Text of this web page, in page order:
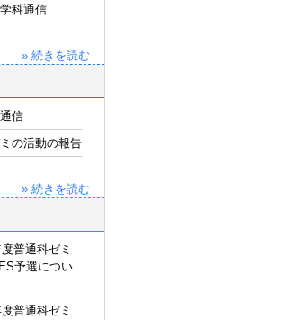
科通信
» 続きを読む
信
の活動の報告
» 続きを読む
普通科ゼミ
予選につい
普通科ゼミ